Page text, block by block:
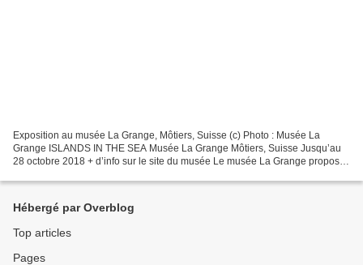
Exposition au musée La Grange, Môtiers, Suisse (c) Photo : Musée La
Grange ISLANDS IN THE SEA Musée La Grange Môtiers, Suisse Jusqu’au
28 octobre 2018 + d’info sur le site du musée Le musée La Grange propose
Hébergé par Overblog
Top articles
Pages